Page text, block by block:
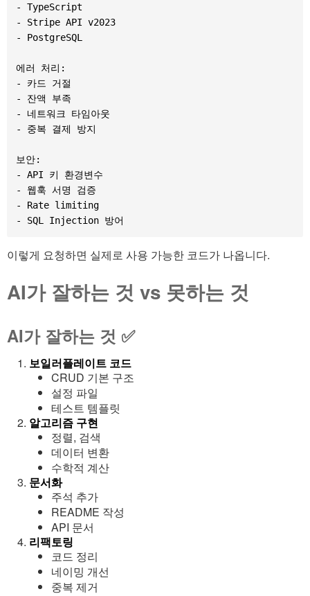
- TypeScript
- Stripe API v2023
- PostgreSQL
에러 처리:
- 카드 거절
- 잔액 부족
- 네트워크 타임아웃
- 중복 결제 방지
보안:
- API 키 환경변수
- 웹훅 서명 검증
- Rate limiting
이렇게 요청하면 실제로 사용 가능한 코드가 나옵니다.
AI가 잘하는 것 vs 못하는 것
AI가 잘하는 것 ✅
보일러플레이트 코드
CRUD 기본 구조
설정 파일
테스트 템플릿
알고리즘 구현
정렬, 검색
데이터 변환
수학적 계산
문서화
주석 추가
README 작성
API 문서
리팩토링
코드 정리
네이밍 개선
중복 제거